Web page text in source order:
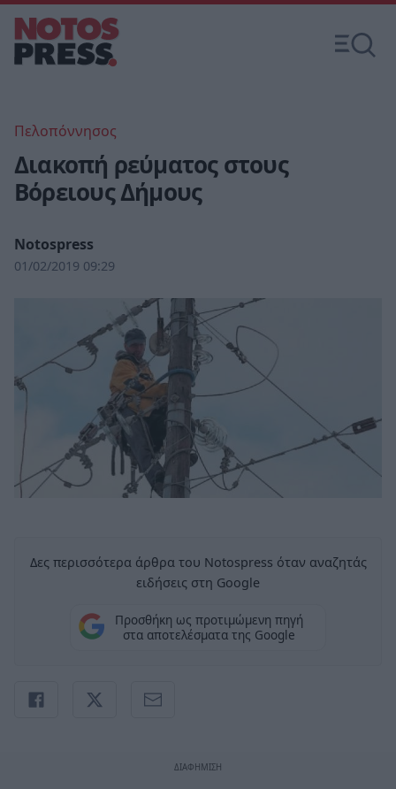
Πελοπόννησος
Διακοπή ρεύματος στους
Βόρειους Δήμους
Notospress
01/02/2019 09:29
Δες περισσότερα άρθρα του Notospress όταν αναζητάς
ειδήσεις στη Google
Προσθήκη ως προτιμώμενη πηγή
στα αποτελέσματα της Google